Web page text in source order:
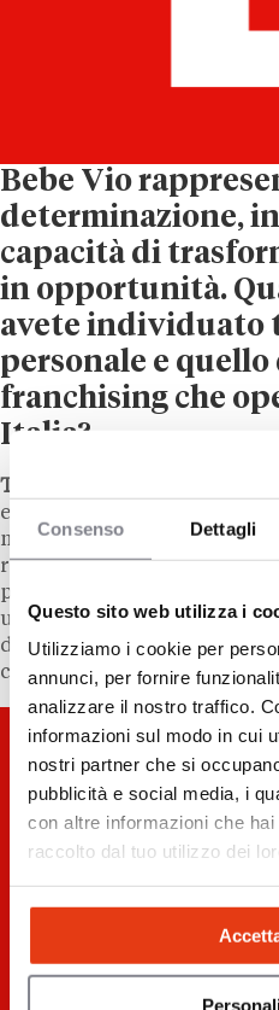
Consenso Dettagli
Questo sito web utilizza i
Utilizziamo i cookie per
annunci, per fornire
analizzare il nostro traffico.
informazioni sul modo in cui
nostri partner che si
pubblicità e social media, i
con altre informazioni che
raccolto dal tuo utilizzo dei
Bebe Vio
determinazione,
capacità di
in opportunità.
avete individuato
personale e
franchising che
Italia?
Tommaso Valle
: Bebe è un
entusiasmo, energia. Ogni
moltissime emozioni e
riflessione. Parleremo del
passaggio dalla scherma
uno stravolgimento nella
di comenon lasciarsi
contrario,
trovare la forza